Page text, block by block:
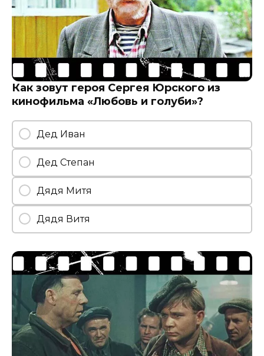
Как зовут героя Сергея Юрского из
кинофильма «Любовь и голуби»?
Дед Иван
Дед Степан
Дядя Митя
Дядя Витя